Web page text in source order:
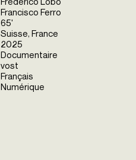
Francisco Ferro
65'
Suisse, France
2025
Documentaire
vost
Français
Numérique